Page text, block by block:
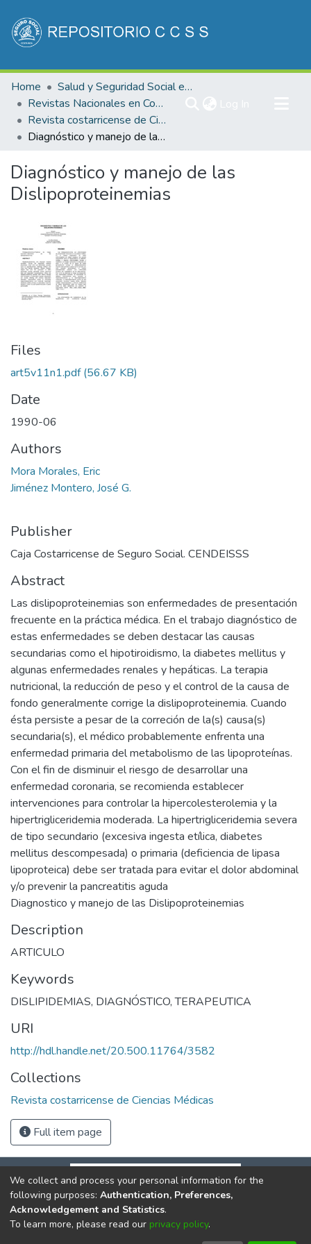
Communities & Collections
All of DSpace
Statistics
Home
Salud y Seguridad Social en Costa Rica
Revistas Nacionales en Costa Rica
Revista costarricense de Ciencias Médicas
Diagnóstico y manejo de las Dislipoproteinemias
Diagnóstico y manejo de las
Dislipoproteinemias
Files
art5v11n1.pdf(56.67 KB)
Date
1990-06
Authors
Mora Morales, Eric
Jiménez Montero, José G.
Publisher
Caja Costarricense de Seguro Social. CENDEISSS
Abstract
Las dislipoproteinemias son enfermedades de presentación
frecuente en la práctica médica. En el trabajo diagnóstico de
estas enfermedades se deben destacar las causas
secundarias como el hipotiroidismo, la diabetes mellitus y
algunas enfermedades renales y hepáticas. La terapia
nutricional, la reducción de peso y el control de la causa de
fondo generalmente corrige la dislipoproteinemia. Cuando
ésta persiste a pesar de la correción de la(s) causa(s)
secundaria(s), el médico probablemente enfrenta una
enfermedad primaria del metabolismo de las lipoproteínas.
Con el fin de disminuir el riesgo de desarrollar una
enfermedad coronaria, se recomienda establecer
intervenciones para controlar la hipercolesterolemia y la
hipertrigliceridemia moderada. La hipertrigliceridemia severa
de tipo secundario (excesiva ingesta etílica, diabetes
mellitus descompesada) o primaria (deficiencia de lipasa
lipoproteica) debe ser tratada para evitar el dolor abdominal
y/o prevenir la pancreatitis aguda
Diagnostico y manejo de las Dislipoproteinemias
Description
ARTICULO
Keywords
DISLIPIDEMIAS, DIAGNÓSTICO,TERAPEUTICA
URI
http://hdl.handle.net/20.500.11764/3582
Collections
Revista costarricense de Ciencias Médicas
Full item page
DSpace softwarecopyright © 2002-2026
We collect and process your personal information for the
following purposes: Authentication, Preferences,
Acknowledgement and Statistics.
To learn more, please read our privacy policy.